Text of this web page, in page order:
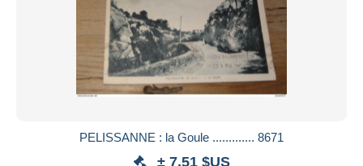
Méthodes de paiement
PayPal
Virement bancaire
Visa
Bancontact
PELISSANNE : la Goule ............. 8671
± 7,51 $US